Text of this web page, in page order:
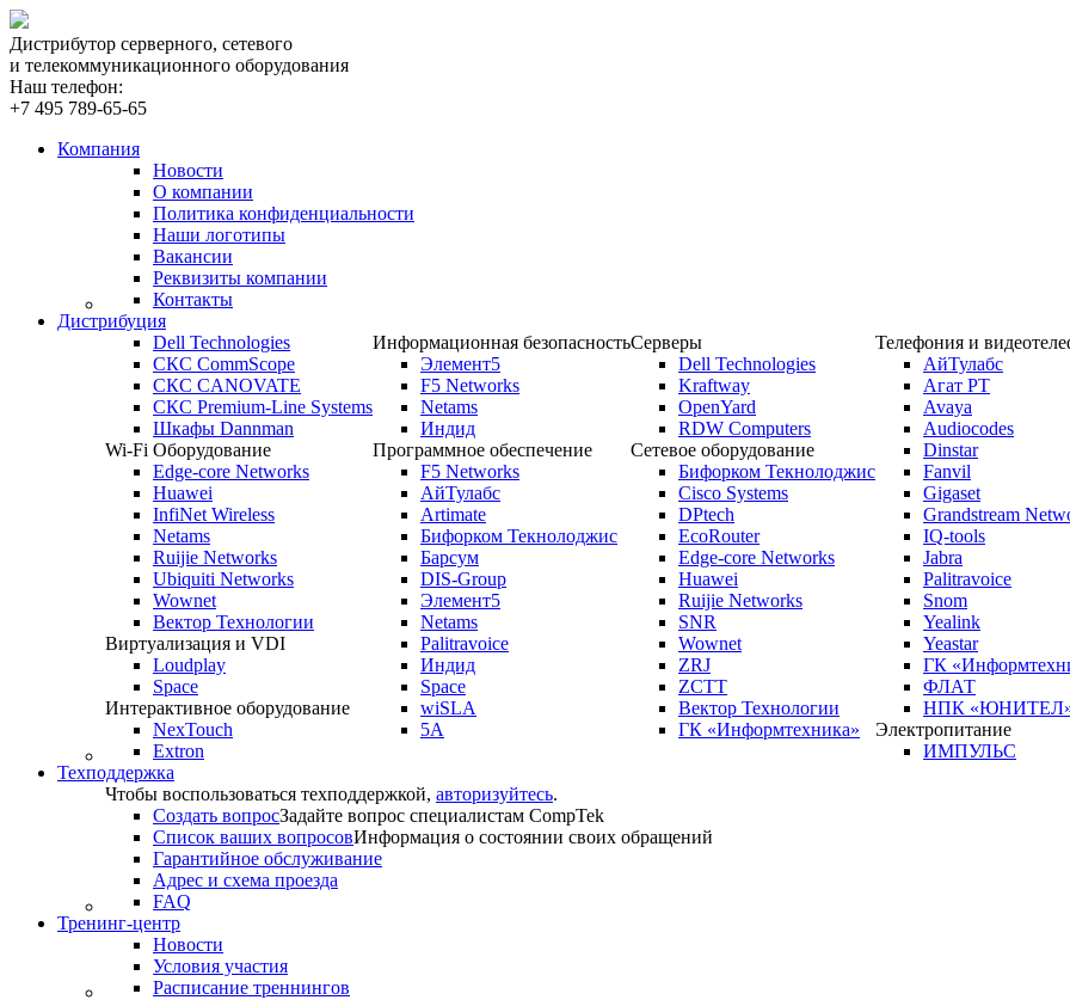
Дистрибутор серверного, сетевого
и телекоммуникационного оборудования
Наш телефон:
+7 495 789-65-65
Компания
Новости
О компании
Политика конфиденциальности
Наши логотипы
Вакансии
Реквизиты компании
Контакты
Дистрибуция
Dell Technologies
СКС CommScope
СКС CANOVATE
СКС Premium-Line Systems
Шкафы Dannman
Wi-Fi Оборудование
Edge-core Networks
Huawei
InfiNet Wireless
Netams
Ruijie Networks
Ubiquiti Networks
Wownet
Вектор Технологии
Виртуализация и VDI
Loudplay
Space
Интерактивное оборудование
NexTouch
Extron
Информационная безопасность
Элемент5
F5 Networks
Netams
Индид
Программное обеспечение
F5 Networks
АйТулабс
Artimate
Бифорком Текнолоджис
Барсум
DIS-Group
Элемент5
Netams
Palitravoice
Индид
Space
wiSLA
5A
Серверы
Dell Technologies
Kraftway
OpenYard
RDW Computers
Сетевое оборудование
Бифорком Текнолоджис
Cisco Systems
DPtech
EcoRouter
Edge-core Networks
Huawei
Ruijie Networks
SNR
Wownet
ZRJ
ZCTT
Вектор Технологии
ГК «Информтехника»
Телефония и
АйТулабс
Агат РТ
Avaya
Audiocodes
Dinstar
Fanvil
Gigaset
Grandstream
IQ-tools
Jabra
Palitravoice
Snom
Yealink
Yeastar
ГК
ФЛАТ
НПК
Электропитание
ИМПУЛЬС
Техподдержка
Чтобы воспользоваться техподдержкой, авторизуйтесь.
Создать вопросЗадайте вопрос специалистам CompTek
Список ваших вопросовИнформация о состоянии своих обращений
Гарантийное обслуживание
Адрес и схема проезда
FAQ
Тренинг-центр
Новости
Условия участия
Расписание треннингов